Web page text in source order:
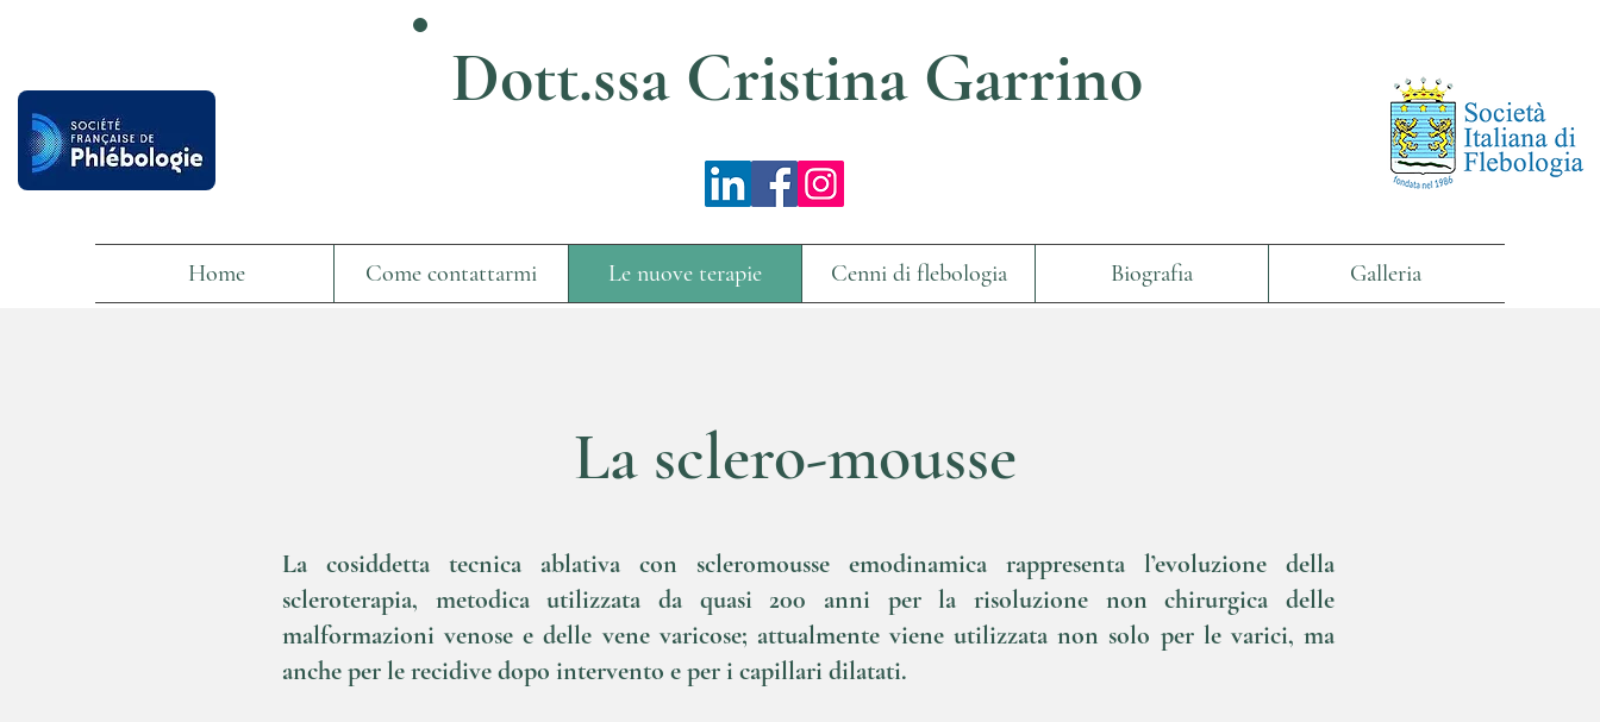
Dott.ssa Cristina Garrino
Home Come contattarmi Le nuove terapie Cenni di flebologia Biografia Galleria
La sclero-mousse
La cosiddetta tecnica ablativa con scleromousse emodinamica rappresenta l’evoluzione della
scleroterapia, metodica utilizzata da quasi 200 anni per la risoluzione non chirurgica delle
malformazioni venose e delle vene varicose; attualmente viene utilizzata non solo per le varici, ma
anche per le recidive dopo intervento e per i capillari dilatati.